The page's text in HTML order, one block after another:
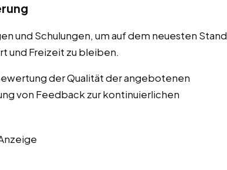
und Schulungen, um auf dem neuesten Stand
und Freizeit zu bleiben.
der Qualität der angebotenen
von Feedback zur kontinuierlichen